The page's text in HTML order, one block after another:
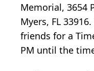
Memorial, 3654
Myers, FL
friends for a
PM until the